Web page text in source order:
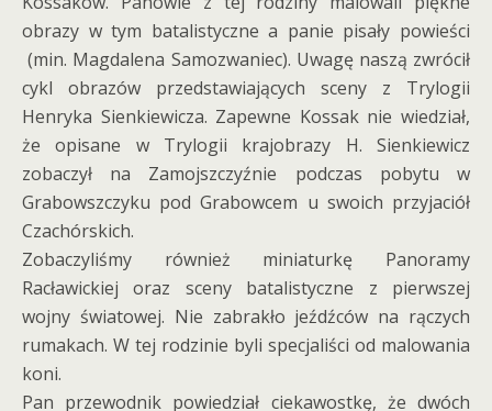
obrazy w tym batalistyczne a panie pisały powieści
(min. Magdalena Samozwaniec). Uwagę naszą zwrócił
cykl obrazów przedstawiających sceny z Trylogii
Henryka Sienkiewicza. Zapewne Kossak nie wiedział,
że opisane w Trylogii krajobrazy H. Sienkiewicz
zobaczył na Zamojszczyźnie podczas pobytu w
Grabowszczyku pod Grabowcem u swoich przyjaciół
Czachórskich.
Zobaczyliśmy również miniaturkę Panoramy
Racławickiej oraz sceny batalistyczne z pierwszej
wojny światowej. Nie zabrakło jeźdźców na rączych
rumakach. W tej rodzinie byli specjaliści od malowania
koni.
Pan przewodnik powiedział ciekawostkę, że dwóch